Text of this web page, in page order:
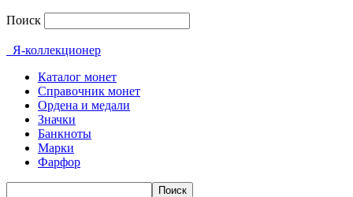
Поиск
Я-коллекционер
Каталог монет
Справочник монет
Ордена и медали
Значки
Банкноты
Марки
Фарфор